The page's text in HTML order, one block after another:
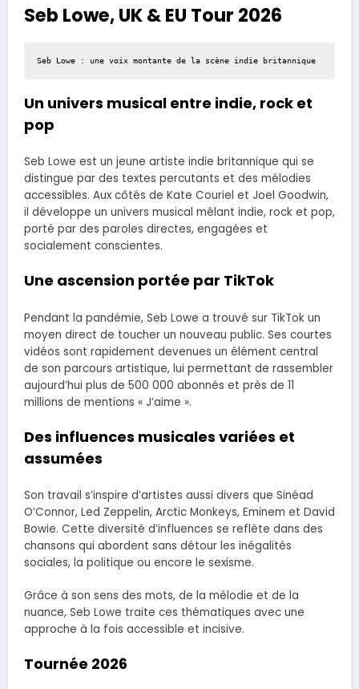
Seb Lowe, UK & EU Tour 2026
Seb Lowe : une voix montante de la scène indie britannique
Un univers musical entre indie, rock et
pop
Seb Lowe est un jeune artiste indie britannique qui se
distingue par des textes percutants et des mélodies
accessibles. Aux côtés de Kate Couriel et Joel Goodwin,
il développe un univers musical mêlant indie, rock et pop,
porté par des paroles directes, engagées et
socialement conscientes.
Une ascension portée par TikTok
Pendant la pandémie, Seb Lowe a trouvé sur TikTok un
moyen direct de toucher un nouveau public. Ses courtes
vidéos sont rapidement devenues un élément central
de son parcours artistique, lui permettant de rassembler
aujourd’hui plus de 500 000 abonnés et près de 11
millions de mentions « J’aime ».
Des influences musicales variées et
assumées
Son travail s’inspire d’artistes aussi divers que Sinéad
O’Connor, Led Zeppelin, Arctic Monkeys, Eminem et David
Bowie. Cette diversité d’influences se reflète dans des
chansons qui abordent sans détour les inégalités
sociales, la politique ou encore le sexisme.
Grâce à son sens des mots, de la mélodie et de la
nuance, Seb Lowe traite ces thématiques avec une
approche à la fois accessible et incisive.
Tournée 2026